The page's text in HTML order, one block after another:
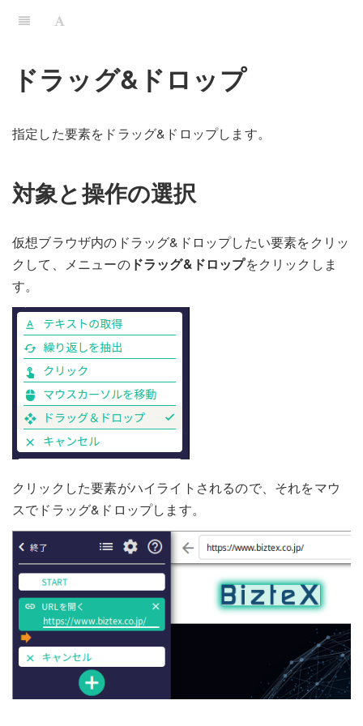
ドラッグ&ドロップ
指定した要素をドラッグ&ドロップします。
対象と操作の選択
仮想ブラウザ内のドラッグ&ドロップしたい要素をクリッ
クして、メニューのドラッグ&ドロップをクリックしま
す。
クリックした要素がハイライトされるので、それをマウ
スでドラッグ&ドロップします。